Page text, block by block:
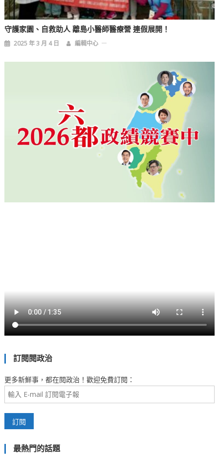
守護家園、自救助人 離島小醫師醫療營 連假展開！
2025 年 3 月 4 日 編輯中心
訂閱閱政治
更多新鮮事，都在閱政治！歡迎免費訂閱：
最熱門的話題